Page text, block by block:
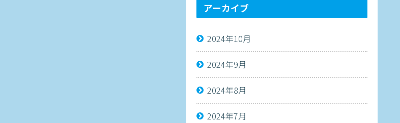
アーカイブ
2024年10月
2024年9月
2024年8月
2024年7月